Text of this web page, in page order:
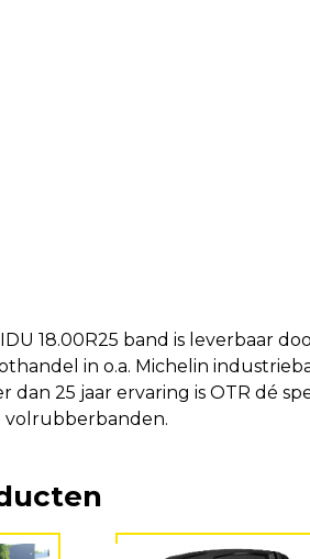
18.00R25 band is leverbaar
in o.a. Michelin
25 jaar ervaring is OTR dé
volrubberbanden.